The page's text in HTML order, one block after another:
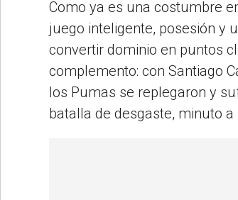
Como ya es una costumbre
juego inteligente, posesión y
convertir dominio en puntos
complemento: con Santiago
los Pumas se replegaron y
batalla de desgaste, minuto